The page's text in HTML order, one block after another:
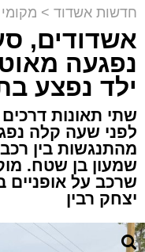
חדשות אשדוד > מקומי
אשדודים,
נפגעה
ילד נפצע
שתי תאונות
מהתנגשות בין
שרכב על אופניים
יצחק רבין